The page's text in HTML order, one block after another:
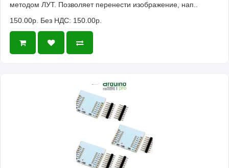
методом ЛУТ. Позволяет перенести изображение, нап..
150.00р. Без НДС: 150.00р.